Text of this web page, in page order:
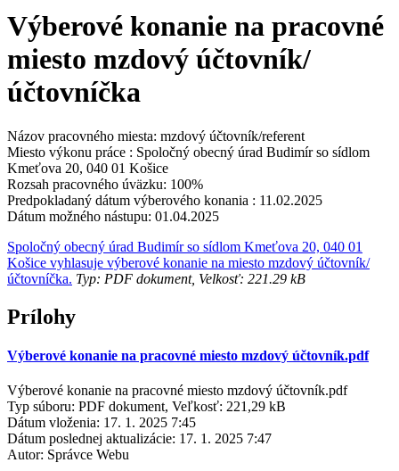
Výberové konanie na pracovné
miesto mzdový účtovník/
účtovníčka
Názov pracovného miesta: mzdový účtovník/referent
Miesto výkonu práce : Spoločný obecný úrad Budimír so sídlom
Kmeťova 20, 040 01 Košice
Rozsah pracovného úväzku: 100%
Predpokladaný dátum výberového konania : 11.02.2025
Dátum možného nástupu: 01.04.2025
Spoločný obecný úrad Budimír so sídlom Kmeťova 20, 040 01
Košice vyhlasuje výberové konanie na miesto mzdový účtovník/
účtovníčka. Typ: PDF dokument, Velkosť: 221.29 kB
Prílohy
Výberové konanie na pracovné miesto mzdový účtovník.pdf
Výberové konanie na pracovné miesto mzdový účtovník.pdf
Typ súboru: PDF dokument, Veľkosť: 221,29 kB
Dátum vloženia: 17. 1. 2025 7:45
Dátum poslednej aktualizácie: 17. 1. 2025 7:47
Autor: Správce Webu